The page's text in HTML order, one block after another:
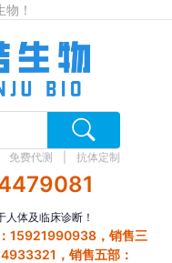
！
免费代测 抗体定制
体及临床诊断！
15921990938，销售三
，销售五部：